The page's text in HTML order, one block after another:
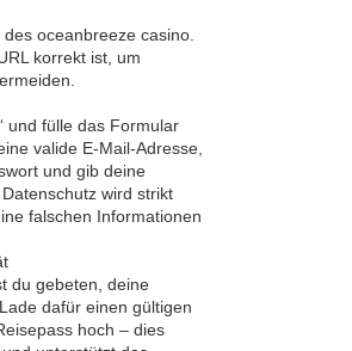
desoceanbreeze casino
korrekt ist, um
und fülle das Formular
valide E-Mail-Adresse,
und gib deine
wird strikt
falschen Informationen
du gebeten, deine
dafür einen gültigen
hoch – dies